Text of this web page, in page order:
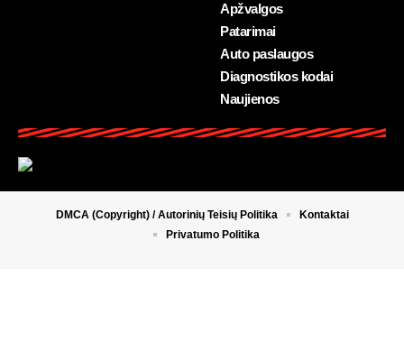
Apžvalgos
Patarimai
Auto paslaugos
Diagnostikos kodai
Naujienos
DMCA (Copyright) / Autorinių Teisių Politika
Kontaktai
Privatumo Politika